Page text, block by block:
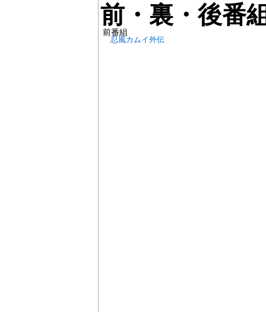
前・裏・後番
前番組
忍風カムイ外伝